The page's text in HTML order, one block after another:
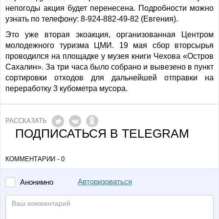
непогоды акция будет перенесена. Подробности можно
узнать по телефону: 8-924-882-49-82 (Евгения).
Это уже вторая экоакция, организованная Центром
молодежного туризма ЦМИ. 19 мая сбор вторсырья
проводился на площадке у музея книги Чехова «Остров
Сахалин». За три часа было собрано и вывезено в пункт
сортировки отходов для дальнейшей отправки на
переработку 3 кубометра мусора.
РАССКАЗАТЬ
ПОДПИСАТЬСЯ В TELEGRAM
КОММЕНТАРИИ - 0
Анонимно Авторизоваться